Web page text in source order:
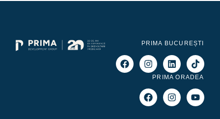
PRIMA BUCUREȘTI
PRIMA ORADEA